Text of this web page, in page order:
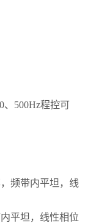
500Hz程控可
频带内平坦，线
平坦，线性相位